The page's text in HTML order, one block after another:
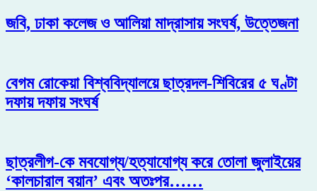
জবি, ঢাকা কলেজ ও আলিয়া মাদ্রাসায় সংঘর্ষ, উত্তেজনা
বেগম রোকেয়া বিশ্ববিদ্যালয়ে ছাত্রদল-শিবিরের ৫ ঘণ্টা
দফায় দফায় সংঘর্ষ
ছাত্রলীগ-কে মবযোগ্য/হত্যাযোগ্য করে তোলা জুলাইয়ের
‘কালচারাল বয়ান’ এবং অতঃপর……